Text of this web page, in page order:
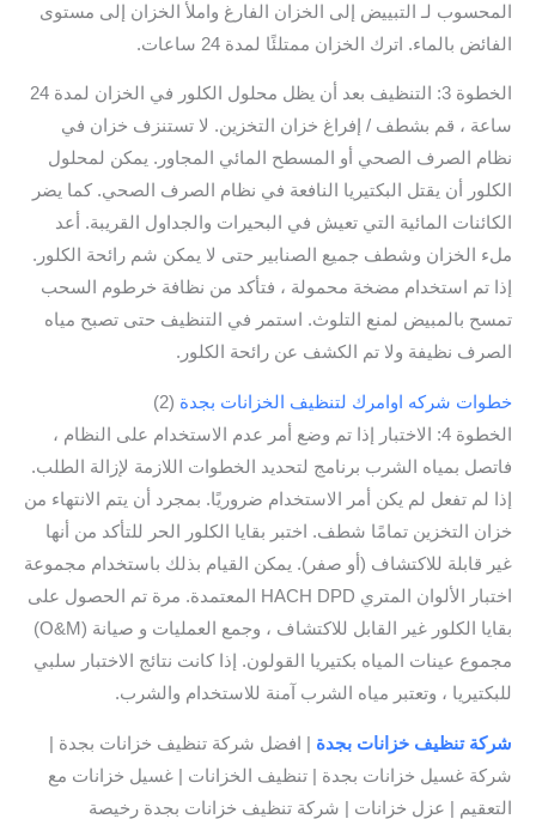
المحسوب لـ التبييض إلى الخزان الفارغ واملأ الخزان إلى مستوى
الفائض بالماء. اترك الخزان ممتلئًا لمدة 24 ساعات.
الخطوة 3: التنظيف بعد أن يظل محلول الكلور في الخزان لمدة 24
ساعة ، قم بشطف / إفراغ خزان التخزين. لا تستنزف خزان في
نظام الصرف الصحي أو المسطح المائي المجاور. يمكن لمحلول
الكلور أن يقتل البكتيريا النافعة في نظام الصرف الصحي. كما يضر
الكائنات المائية التي تعيش في البحيرات والجداول القريبة. أعد
ملء الخزان وشطف جميع الصنابير حتى لا يمكن شم رائحة الكلور.
إذا تم استخدام مضخة محمولة ، فتأكد من نظافة خرطوم السحب
تمسح بالمبيض لمنع التلوث. استمر في التنظيف حتى تصبح مياه
الصرف نظيفة ولا تم الكشف عن رائحة الكلور.
خطوات شركه اوامرك لتنظيف الخزانات بجدة (2)
الخطوة 4: الاختبار إذا تم وضع أمر عدم الاستخدام على النظام ،
فاتصل بمياه الشرب برنامج لتحديد الخطوات اللازمة لإزالة الطلب.
إذا لم تفعل لم يكن أمر الاستخدام ضروريًا. بمجرد أن يتم الانتهاء من
خزان التخزين تمامًا شطف. اختبر بقايا الكلور الحر للتأكد من أنها
غير قابلة للاكتشاف (أو صفر). يمكن القيام بذلك باستخدام مجموعة
اختبار الألوان المتري HACH DPD المعتمدة. مرة تم الحصول على
بقايا الكلور غير القابل للاكتشاف ، وجمع العمليات و صيانة (O&M)
مجموع عينات المياه بكتيريا القولون. إذا كانت نتائج الاختبار سلبي
للبكتيريا ، وتعتبر مياه الشرب آمنة للاستخدام والشرب.
شركة تنظيف خزانات بجدة | افضل شركة تنظيف خزانات بجدة |
شركة غسيل خزانات بجدة | تنظيف الخزانات | غسيل خزانات مع
التعقيم | عزل خزانات | شركة تنظيف خزانات بجدة رخيصة